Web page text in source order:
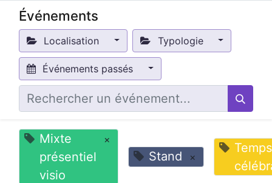
Événements
Localisation Typologie
Événements passés
Mixte
présentiel
visio
×
Stand ×
Temps